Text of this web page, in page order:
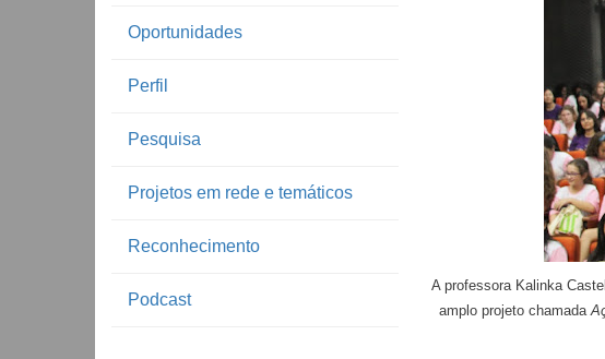
Oportunidades
Perfil
Pesquisa
Projetos em rede e temáticos
Reconhecimento
Podcast
A professora Kalinka
amplo projeto chamada